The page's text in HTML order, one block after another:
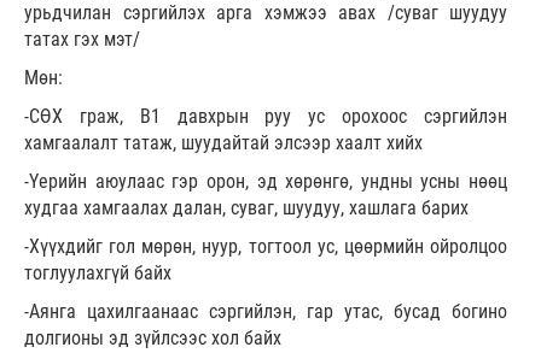
урьдчилан сэргийлэх арга хэмжээ авах /суваг шуудуу
татах гэх мэт/
Мөн:
-СӨХ граж, В1 давхрын руу ус орохоос сэргийлэн
хамгаалалт татаж, шуудайтай элсээр хаалт хийх
-Үерийн аюулаас гэр орон, эд хөрөнгө, ундны усны нөөц
худгаа хамгаалах далан, суваг, шуудуу, хашлага барих
-Хүүхдийг гол мөрөн, нуур, тогтоол ус, цөөрмийн ойролцоо
тоглуулахгүй байх
-Аянга цахилгаанаас сэргийлэн, гар утас, бусад богино
долгионы эд зүйлсээс хол байх